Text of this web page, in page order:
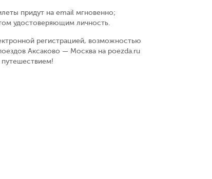
придут на email мгновенно;
удостоверяющим личность.
регистрацией, возможностью
Аксаково — Москва на poezda.ru